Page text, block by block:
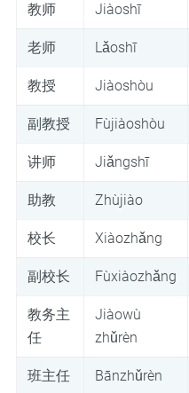
教师 Jiàoshī
老师 Lǎoshī
教授 Jiàoshòu
副教授 Fùjiàoshòu
讲师 Jiǎngshī
助教 Zhùjiào
校长 Xiàozhǎng
副校长 Fùxiàozhǎng
教务主
任
Jiàowù
zhǔrèn
班主任 Bānzhǔrèn